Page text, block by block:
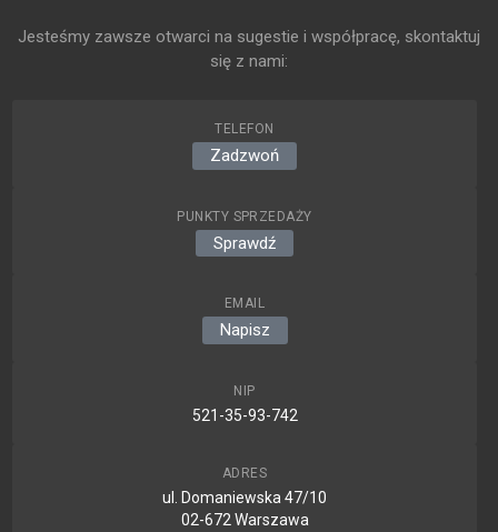
Jesteśmy zawsze otwarci na sugestie i współpracę, skontaktuj
się z nami:
TELEFON
Zadzwoń
PUNKTY SPRZEDAŻY
Sprawdź
EMAIL
Napisz
NIP
521-35-93-742
ADRES
ul. Domaniewska 47/10
02-672 Warszawa